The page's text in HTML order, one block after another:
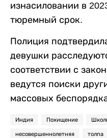
изнасиловании в
тюремный срок.
Полиция
девушки
соответствии с
ведутся поиски
массовых
Индия Похищение
несовершеннолетняя толпа